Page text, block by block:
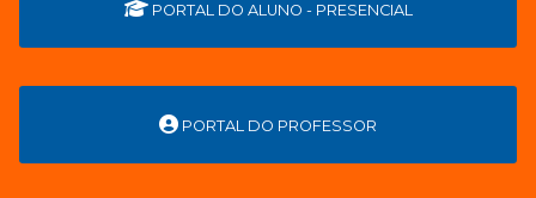
PORTAL DO ALUNO - PRESENCIAL
PORTAL DO PROFESSOR